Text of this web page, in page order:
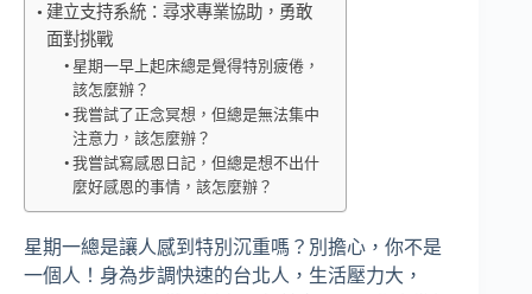
建立支持系統：尋求專業協助，勇敢
面對挑戰
星期一早上起床總是覺得特別疲倦，
該怎麼辦？
我嘗試了正念冥想，但總是無法集中
注意力，該怎麼辦？
我嘗試寫感恩日記，但總是想不出什
麼好感恩的事情，該怎麼辦？
星期一總是讓人感到特別沉重嗎？別擔心，你不是
一個人！身為步調快速的台北人，生活壓力大，